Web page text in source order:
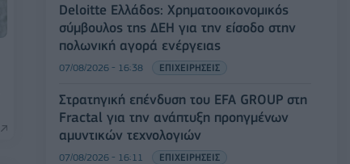
Deloitte Ελλάδος: Χρηματοοικονομικός
σύμβουλος της ΔΕΗ για την είσοδο στην
πολωνική αγορά ενέργειας
07/08/2026 - 16:38 ΕΠΙΧΕΙΡΗΣΕΙΣ
Στρατηγική επένδυση του EFA GROUP στη
Fractal για την ανάπτυξη προηγμένων
αμυντικών τεχνολογιών
07/08/2026 - 16:11 ΕΠΙΧΕΙΡΗΣΕΙΣ